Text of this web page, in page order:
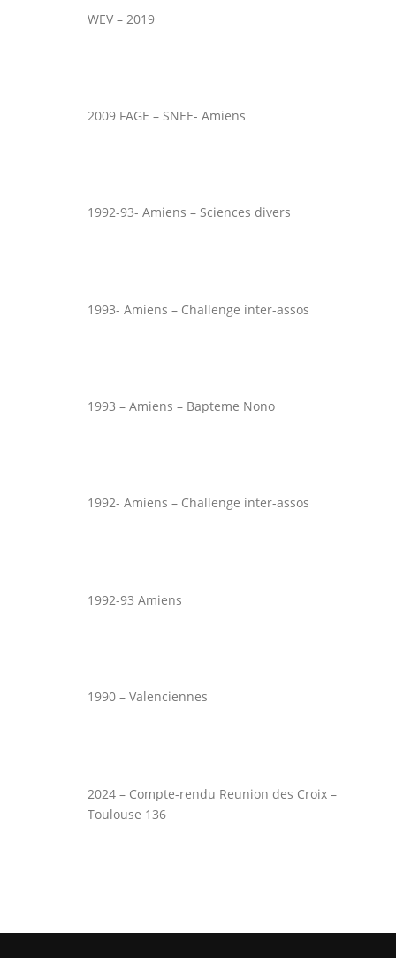
WEV – 2019
2009 FAGE – SNEE- Amiens
1992-93- Amiens – Sciences divers
1993- Amiens – Challenge inter-assos
1993 – Amiens – Bapteme Nono
1992- Amiens – Challenge inter-assos
1992-93 Amiens
1990 – Valenciennes
2024 – Compte-rendu Reunion des Croix –
Toulouse 136